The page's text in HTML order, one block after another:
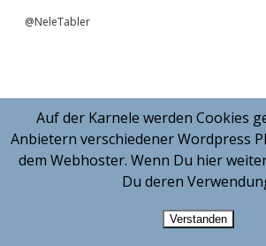
@NeleTabler
Auf der Karnele werden Cookies
Anbietern verschiedener Wordpress
dem Webhoster. Wenn Du hier
Du deren
Verstanden